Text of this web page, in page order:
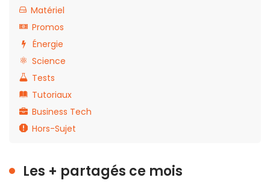
Matériel
Promos
Énergie
Science
Tests
Tutoriaux
Business Tech
Hors-Sujet
Les + partagés ce mois